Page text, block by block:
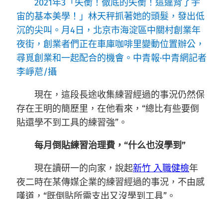
2021年3「失衡！徹底的失衡！這違背了宇
宙的基本美學！」林天秤抓著她的頭髮，發出低
沉的尖叫。月4日，北京市海淀區中關村創業年
夜街，創業者們正在車庫咖啡里變動位置辦公，
尋覓創業和一起配合的機會。中青報·中青網記者
李崢苨/攝
現在，這段長途收集練習經過的事況仍然保
存在王明的簡歷里，在他看來，“總比有些要倒
貼還學不到工具的練習強”。
每月倒貼練習治理費，“什么也沒學到”
現在讀研一的向家，說起新竹 入職健檢年
夜二時在某傳媒企業的練習經過的事況，不由感
嘆道，“既倒貼所需支出又沒學到工具”。